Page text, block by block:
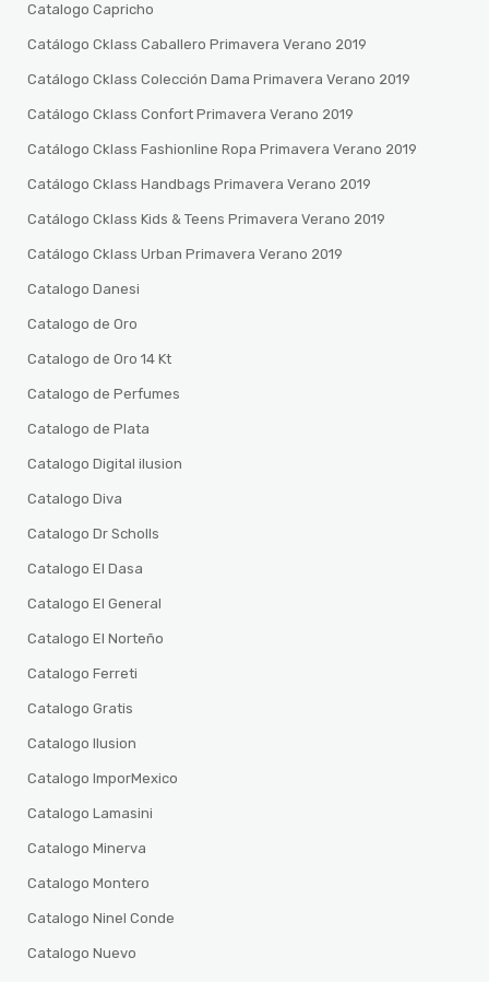
Catalogo Capricho
Catálogo Cklass Caballero Primavera Verano 2019
Catálogo Cklass Colección Dama Primavera Verano 2019
Catálogo Cklass Confort Primavera Verano 2019
Catálogo Cklass Fashionline Ropa Primavera Verano 2019
Catálogo Cklass Handbags Primavera Verano 2019
Catálogo Cklass Kids & Teens Primavera Verano 2019
Catálogo Cklass Urban Primavera Verano 2019
Catalogo Danesi
Catalogo de Oro
Catalogo de Oro 14 Kt
Catalogo de Perfumes
Catalogo de Plata
Catalogo Digital ilusion
Catalogo Diva
Catalogo Dr Scholls
Catalogo El Dasa
Catalogo El General
Catalogo El Norteño
Catalogo Ferreti
Catalogo Gratis
Catalogo Ilusion
Catalogo ImporMexico
Catalogo Lamasini
Catalogo Minerva
Catalogo Montero
Catalogo Ninel Conde
Catalogo Nuevo